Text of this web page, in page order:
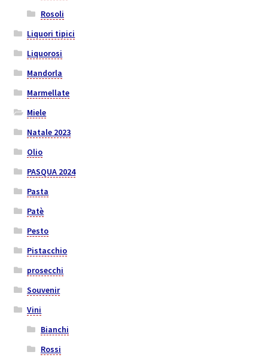
Rosoli
Liquori tipici
Liquorosi
Mandorla
Marmellate
Miele
Natale 2023
Olio
PASQUA 2024
Pasta
Patè
Pesto
Pistacchio
prosecchi
Souvenir
Vini
Bianchi
Rossi